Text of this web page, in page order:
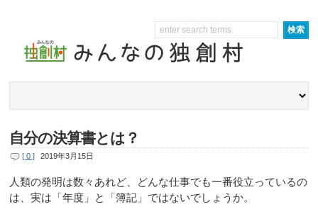
自分の決算書とは？
[ 0 ] 2019年3月15日
人類の発明は数々あれど、どんな仕事でも一番役立っているの
は、実は「年度」と「簿記」ではないでしょうか。